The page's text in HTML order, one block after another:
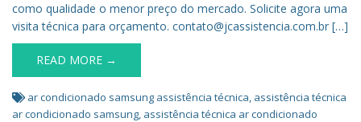
como qualidade o menor preço do mercado. Solicite agora uma
visita técnica para orçamento. contato@jcassistencia.com.br […]
READ MORE →
ar condicionado samsung assistência técnica, assistência técnica
ar condicionado samsung, assistência técnica ar condicionado